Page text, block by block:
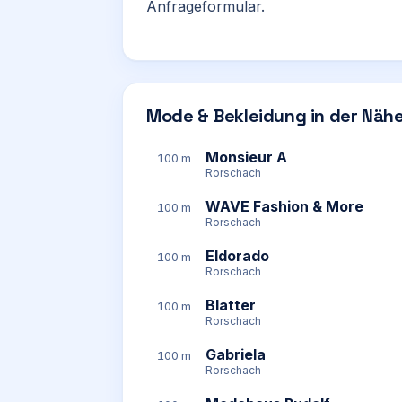
Anfrageformular.
Mode & Bekleidung in der
100 m Monsieur A
Rorschach
100 m WAVE Fashion & More
Rorschach
100 m Eldorado
Rorschach
100 m Blatter
Rorschach
100 m Gabriela
Rorschach